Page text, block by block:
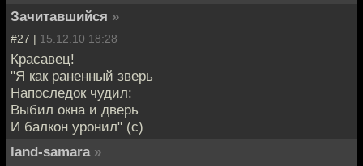
Зачитавшийся »
#27 | 15.12.10 18:28
Красавец!
"Я как раненный зверь
Напоследок чудил:
Выбил окна и дверь
И балкон уронил" (с)
land-samara »